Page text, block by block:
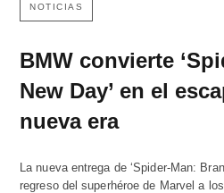
NOTICIAS
BMW convierte
New Day’ en el
nueva era
La nueva entrega de ‘Spider-Man:
regreso del superhéroe de Marvel a